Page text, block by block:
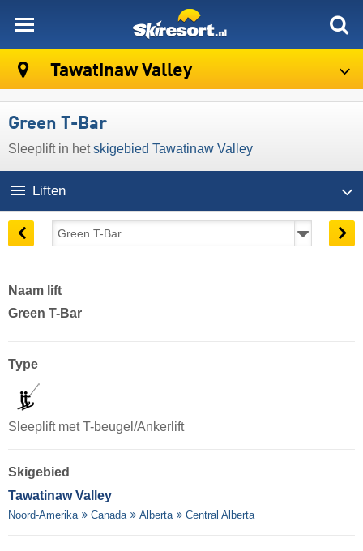
Tawatinaw Valley
Green T-Bar
Sleeplift in hetskigebied Tawatinaw Valley
Liften
Naam lift
Green T-Bar
Type
Sleeplift met T-beugel/Ankerlift
Skigebied
Tawatinaw Valley
Noord-Amerika Canada Alberta Central Alberta